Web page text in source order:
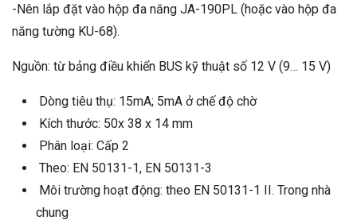
-Nên lắp đặt vào hộp đa năng JA-190PL (hoặc vào hộp đa
năng tường KU-68).
Nguồn: từ bảng điều khiển BUS kỹ thuật số 12 V (9… 15 V)
Dòng tiêu thụ: 15mA; 5mA ở chế độ chờ
Kích thước: 50x 38 x 14 mm
Phân loại: Cấp 2
Theo: EN 50131-1, EN 50131-3
Môi trường hoạt động: theo EN 50131-1 II. Trong nhà
chung